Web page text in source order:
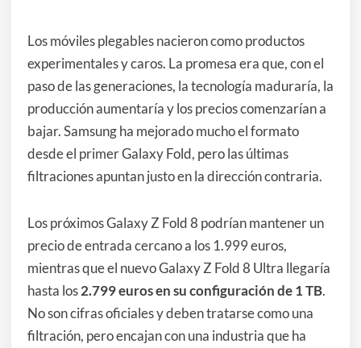
Los móviles plegables nacieron como productos
experimentales y caros. La promesa era que, con el
paso de las generaciones, la tecnología maduraría, la
producción aumentaría y los precios comenzarían a
bajar. Samsung ha mejorado mucho el formato
desde el primer Galaxy Fold, pero las últimas
filtraciones apuntan justo en la dirección contraria.
Los próximos Galaxy Z Fold 8 podrían mantener un
precio de entrada cercano a los 1.999 euros,
mientras que el nuevo Galaxy Z Fold 8 Ultra llegaría
hasta los2.799 euros en su configuración de 1 TB.
No son cifras oficiales y deben tratarse como una
filtración, pero encajan con una industria que ha